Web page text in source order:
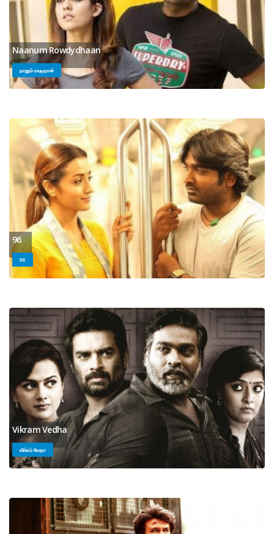
Naanum Rowdydhaan
நானும் ரவுடிதான்
96
96
Vikram Vedha
விக்ரம் வேதா